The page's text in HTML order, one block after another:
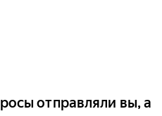
отправляли вы, а